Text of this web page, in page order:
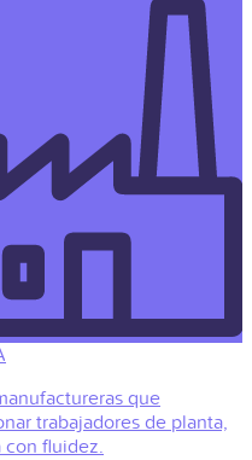
que
trabajadores de planta,
con fluidez.